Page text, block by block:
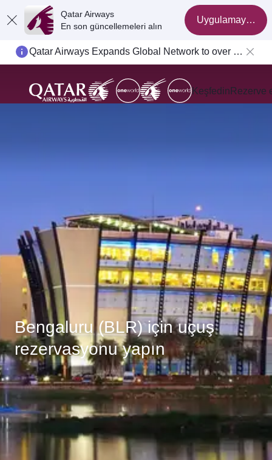
Qatar Airways
En son güncellemeleri alın
Uygulamaya
Qatar Airways Expands Global Network to over 160 Destinations
Keşfedin Rezerve
Bengaluru (BLR) için uçuş
rezervasyonu yapın